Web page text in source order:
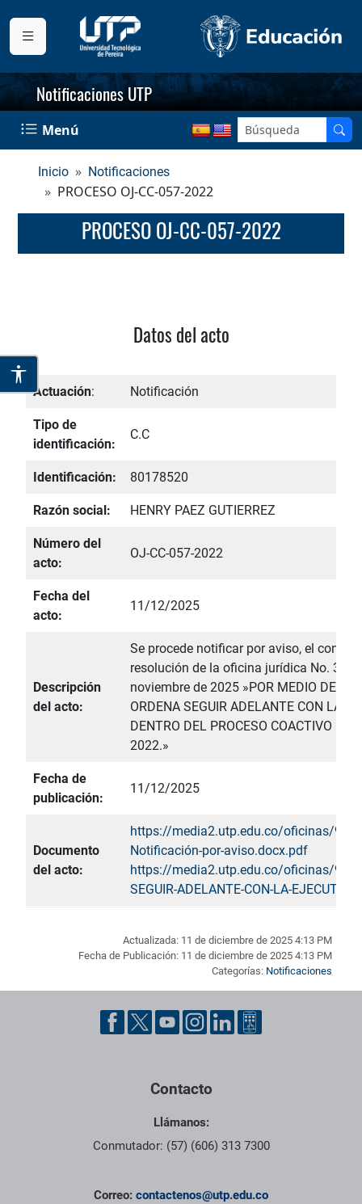
Notificaciones UTP
Menú
Inicio Notificaciones
PROCESO OJ-CC-057-2022
PROCESO OJ-CC-057-2022
Datos del acto
Actuación: Notificación
Tipo de
identificación:
C.C
Identificación: 80178520
Razón social: HENRY PAEZ GUTIERREZ
Número del
acto:
OJ-CC-057-2022
Fecha del
acto:
11/12/2025
Descripción
del acto:
Se procede notificar por aviso, el
resolución de la oficina jurídica No. 3
noviembre de 2025 »POR MEDIO DE LA
ORDENA SEGUIR ADELANTE CON LA
DENTRO DEL PROCESO COACTIVO No.
2022.»
Fecha de
publicación:
11/12/2025
Documento
del acto:
https://media2.utp.edu.co/oficinas/94/
Notificación-por-aviso.docx.pdf
https://media2.utp.edu.co/oficinas/94/
SEGUIR-ADELANTE-CON-LA-
Actualizada: 11 de diciembre de 2025 4:13 PM
Fecha de Publicación: 11 de diciembre de 2025 4:13 PM
Categorías: Notificaciones
Pie de página con información de contacto, redes sociales y
Contacto
Llámanos:
Conmutador: (57) (606) 313 7300
Correo: contactenos@utp.edu.co